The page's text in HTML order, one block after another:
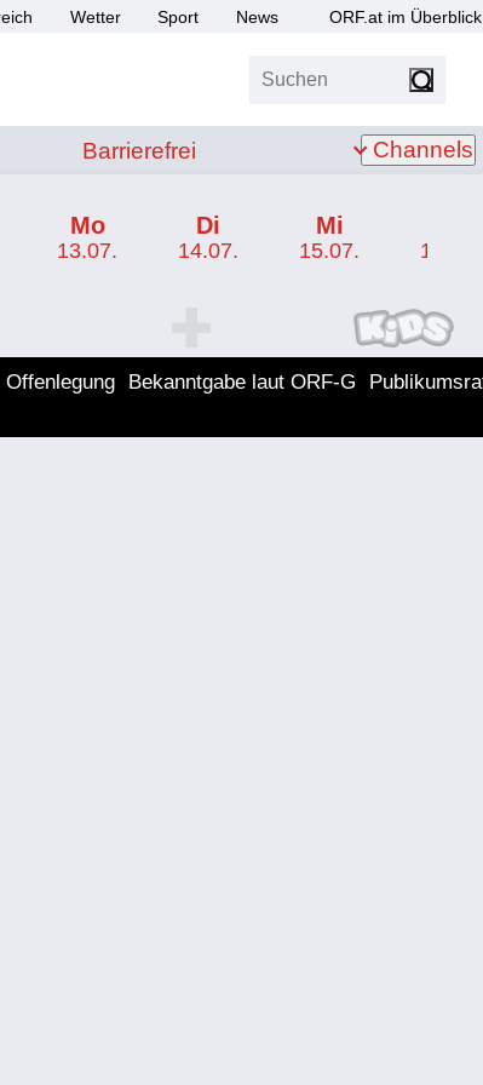
Wetter Sport News ORF.at im Überblick
Suchen
Barrierefrei
Barrierefrei Channels
Mo
13.07.
Di
14.07.
Mi
15.07. 16.07.
ORF KIDS Programm
Offenlegung Bekanntgabe laut ORF-G